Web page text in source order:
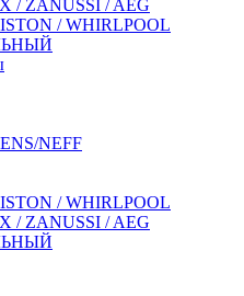
/ ZANUSSI / AEG
/ WHIRLPOOL
NEFF
/ WHIRLPOOL
/ ZANUSSI / AEG